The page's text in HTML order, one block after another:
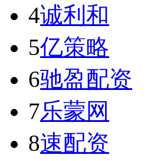
4诚利和
5亿策略
6驰盈配资
7乐蒙网
8速配资